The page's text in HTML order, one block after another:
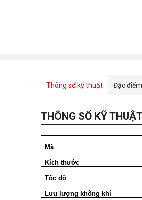
Thông số kỹ thuật Đặc
THÔNG SỐ KỸ THUẬT
Mã
Kích thước
Tốc độ
Lưu lượng không khí